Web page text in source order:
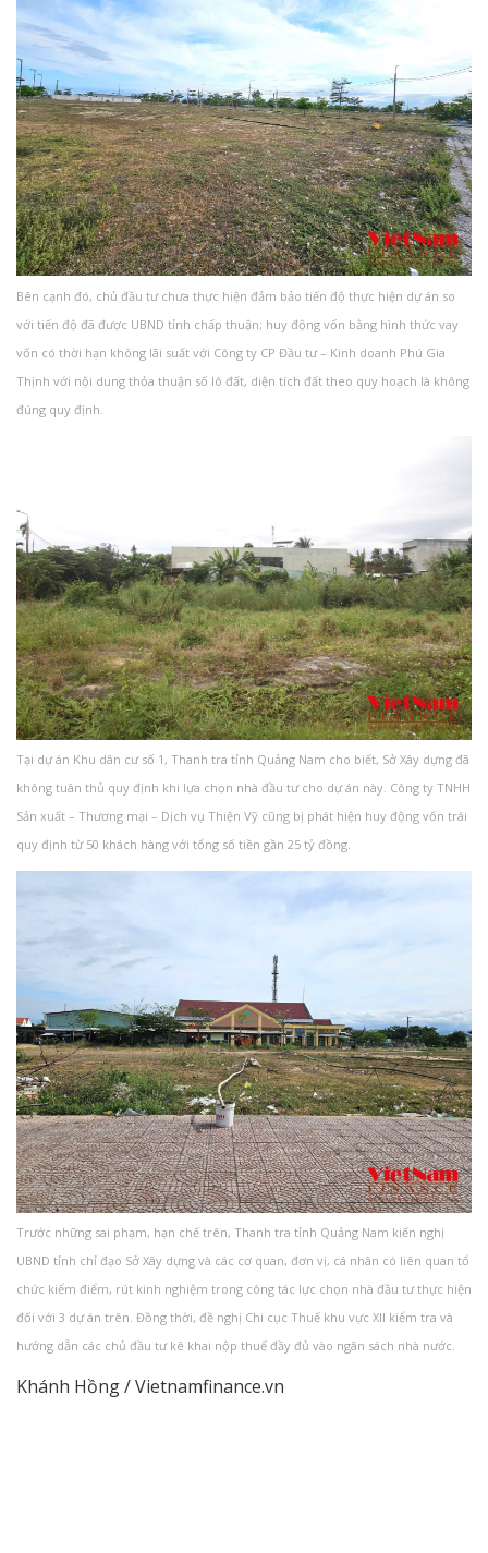
Bên cạnh đó, chủ đầu tư chưa thực hiện đảm bảo tiến độ thực hiện dự án so
với tiến độ đã được UBND tỉnh chấp thuận; huy động vốn bằng hình thức vay
vốn có thời hạn không lãi suất với Công ty CP Đầu tư – Kinh doanh Phú Gia
Thịnh với nội dung thỏa thuận số lô đất, diện tích đất theo quy hoạch là không
đúng quy định.
Tại dự án Khu dân cư số 1, Thanh tra tỉnh Quảng Nam cho biết, Sở Xây dựng đã
không tuân thủ quy định khi lựa chọn nhà đầu tư cho dự án này. Công ty TNHH
Sản xuất – Thương mại – Dịch vụ Thiện Vỹ cũng bị phát hiện huy động vốn trái
quy định từ 50 khách hàng với tổng số tiền gần 25 tỷ đồng.
Trước những sai phạm, hạn chế trên, Thanh tra tỉnh Quảng Nam kiến nghị
UBND tỉnh chỉ đạo Sở Xây dựng và các cơ quan, đơn vị, cá nhân có liên quan tổ
chức kiểm điểm, rút kinh nghiệm trong công tác lực chọn nhà đầu tư thực hiện
đối với 3 dự án trên. Đồng thời, đề nghị Chi cục Thuế khu vực XII kiểm tra và
hướng dẫn các chủ đầu tư kê khai nộp thuế đầy đủ vào ngân sách nhà nước.
Khánh Hồng / Vietnamfinance.vn